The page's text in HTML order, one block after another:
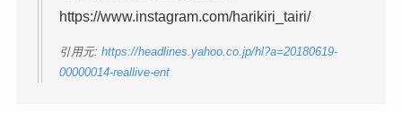
https://www.instagram.com/harikiri_tairi/
引用元: https://headlines.yahoo.co.jp/hl?a=20180619-
00000014-reallive-ent